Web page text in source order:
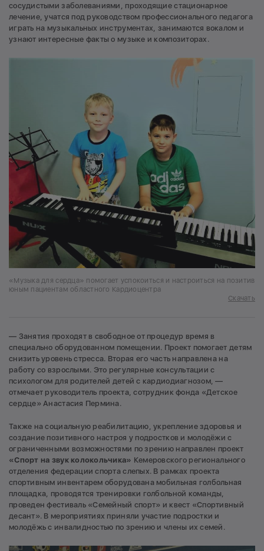
сосудистыми заболеваниями, проходящие стационарное
лечение, учатся под руководством профессионального педагога
играть на музыкальных инструментах, занимаются вокалом и
узнают интересные факты о музыке и композиторах.
«Музыка для сердца» помогает успокоиться и настроиться на позитив
юным пациентам областного Кардиоцентра
Скачать
— Занятия проходят в свободное от процедур время в
специально оборудованном помещении. Проект помогает детям
снизить уровень стресса. Вторая его часть направлена на
работу со взрослыми. Это регулярные консультации с
психологом для родителей детей с кардиодиагнозом, —
отмечает руководитель проекта, сотрудник фонда «Детское
сердце» Анастасия Пермина.
Также на социальную реабилитацию, укрепление здоровья и
создание позитивного настроя у подростков и молодёжи с
ограниченными возможностями по зрению направлен проект
«Спорт на звук колокольчика» Кемеровского регионального
отделения федерации спорта слепых. В рамках проекта
спортивным инвентарем оборудована мобильная голбольная
площадка, проводятся тренировки голбольной команды,
проведен фестиваль «Семейный спорт» и квест «Спортивный
десант». В мероприятиях приняли участие подростки и
молодёжь с инвалидностью по зрению и члены их семей.